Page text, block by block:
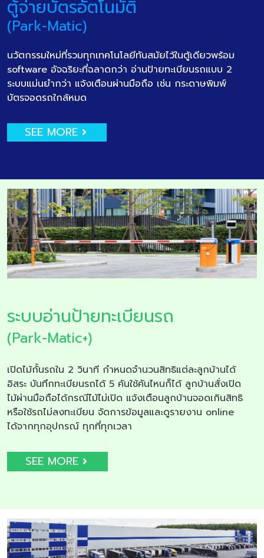
ตู้จ่ายบัตรอัตโนมัติ
(Park-Matic)
นวัตกรรมใหม่ที่รวมทุกเทคโนโลยีทันสมัยไว้ในตู้เดียวพร้อม
software อัจฉริยะที่ฉลาดกว่า อ่านป้ายทะเบียนรถแบบ 2
ระบบแม่นยำกว่า แจ้งเตือนผ่านมือถือ เช่น กระดาษพิมพ์
บัตรจอดรถใกล้หมด
SEE MORE
ระบบอ่านป้ายทะเบียนรถ
(Park-Matic+)
เปิดไม้กั้นรถใน 2 วินาที กำหนดจำนวนสิทธิแต่ละลูกบ้านได้
อิสระ บันทึกทะเบียนรถได้ 5 คันใช้คันไหนก็ได้ ลูกบ้านสั่งเปิด
ไม้ผ่านมือถือได้กรณีไม้ไม่เปิด แจ้งเตือนลูกบ้านจอดเกินสิทธิ
หรือใช้รถไม่ลงทะเบียน จัดการข้อมูลและดูรายงาน online
ได้จากทุกอุปกรณ์ ทุกที่ทุกเวลา
SEE MORE